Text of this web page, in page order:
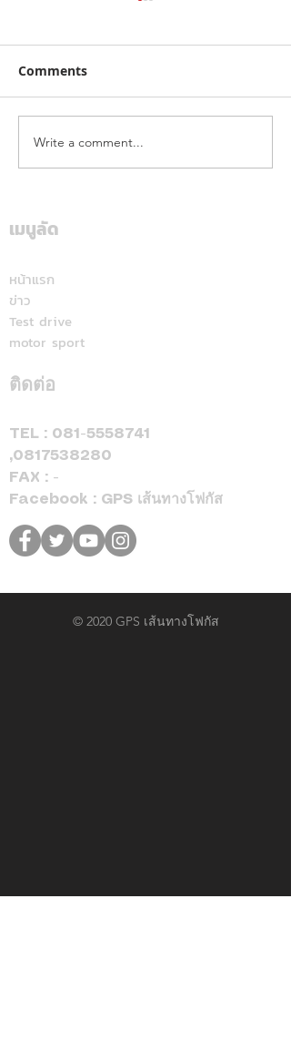
จากคิวบู๊สู่คิวรับรถ! "จา
พนม" เลือก DEEPAL S05
เมื่อพบ EV คู่ใจคันใหม่ที่
องศา
Comments
Write a comment...
เมนูลัด
หน้าแรก
ข่าว
Test drive
motor sport
ติดต่อ
TEL : 081-5558741
,0817538280
FAX : -
Facebook : GPS เส้นทางโฟกัส
© 2020 GPS เส้นทางโฟกัส